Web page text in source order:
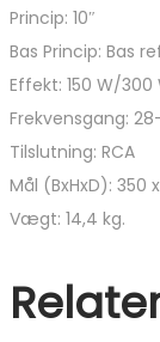
Princip: 10″
Bas Princip: Bas
Effekt: 150 W/300
Frekvensgang:
Tilslutning: RCA
Mål (BxHxD): 350
Vægt: 14,4 kg.